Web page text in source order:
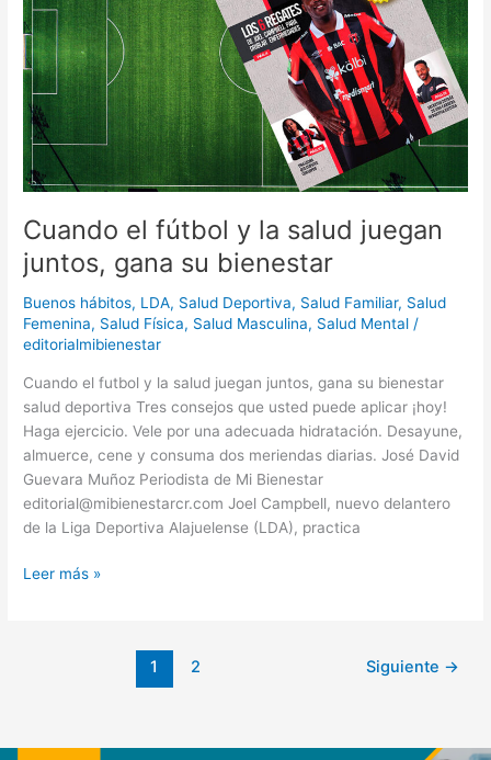
Cuando el fútbol y la salud juegan
juntos, gana su bienestar
Buenos hábitos, LDA, Salud Deportiva, Salud Familiar, Salud
Femenina, Salud Física, Salud Masculina, Salud Mental /
editorialmibienestar
Cuando el futbol y la salud juegan juntos, gana su bienestar
salud deportiva Tres consejos que usted puede aplicar ¡hoy!
Haga ejercicio. Vele por una adecuada hidratación. Desayune,
almuerce, cene y consuma dos meriendas diarias. José David
Guevara Muñoz Periodista de Mi Bienestar
editorial@mibienestarcr.com Joel Campbell, nuevo delantero
de la Liga Deportiva Alajuelense (LDA), practica
la
salud
juegan
juntos,
gana
su
bienestar
Leer más »
1 2 Siguiente →